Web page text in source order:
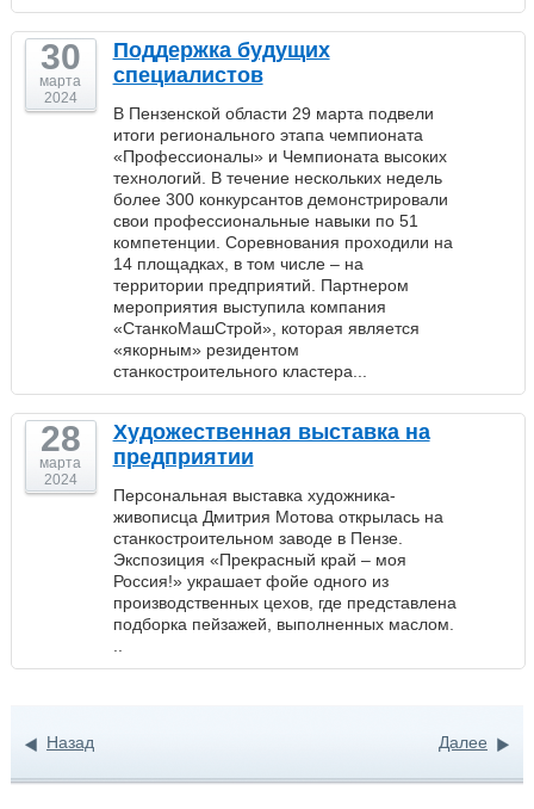
30
марта
2024
Поддержка будущих
специалистов
В Пензенской области 29 марта подвели
итоги регионального этапа чемпионата
«Профессионалы» и Чемпионата высоких
технологий. В течение нескольких недель
более 300 конкурсантов демонстрировали
свои профессиональные навыки по 51
компетенции. Соревнования проходили на
14 площадках, в том числе – на
территории предприятий. Партнером
мероприятия выступила компания
«СтанкоМашСтрой», которая является
«якорным» резидентом
станкостроительного кластера...
28
марта
2024
Художественная выставка на
предприятии
Персональная выставка художника-
живописца Дмитрия Мотова открылась на
станкостроительном заводе в Пензе.
Экспозиция «Прекрасный край – моя
Россия!» украшает фойе одного из
производственных цехов, где представлена
подборка пейзажей, выполненных маслом.
Назад Далее